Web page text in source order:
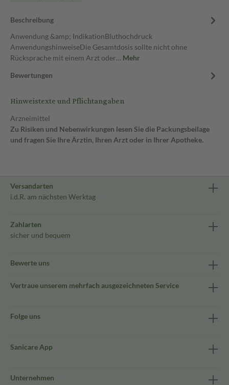
Beschreibung
Anwendung &amp; IndikationBluthochdruck
AnwendungshinweiseDie Gesamtdosis sollte nicht ohne
Rücksprache mit einem Arzt oder… Mehr
Bewertungen
Hinweistexte und Pflichtangaben
Arzneimittel
Zu Risiken und Nebenwirkungen lesen Sie die Packungsbeilage
und fragen Sie Ihre Ärztin, Ihren Arzt oder in Ihrer Apotheke.
Versandarten
i.d.R. am nächsten Werktag
Zahlarten
sicher und bequem
Bewerte uns
Vertraue unserem mehrfach ausgezeichneten Service
Folge uns
Sanicare App
Unternehmen